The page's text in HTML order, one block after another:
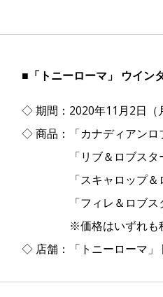
■「トニーローマ」 ウイン
◇ 期間：2020年11月2日（
◇ 商品：「カナディアン
「リブ＆ロブスタ
「スキャロップ＆ロ
「フィレ＆ロブス
※価格はいずれも
◇ 店舗：「トニーローマ」